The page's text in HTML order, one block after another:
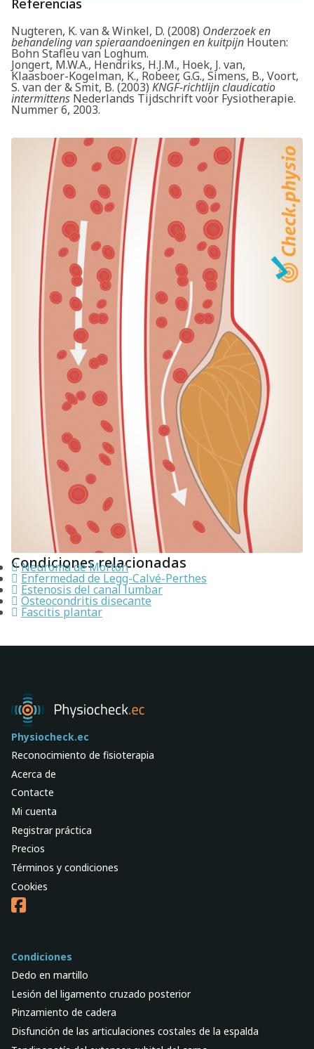
Referencias
Nugteren, K. van & Winkel, D. (2008) Onderzoek en
behandeling van spieraandoeningen en kuitpijn Houten:
Bohn Stafleu van Loghum.
Jongert, M.W.A., Hendriks, H.J.M., Hoek, J. van,
Klaasboer-Kogelman, K., Robeer, G.G., Simens, B., Voort,
S. van der & Smit, B. (2003) KNGF-richtlijn claudicatio
intermittens Nederlands Tijdschrift voor Fysiotherapie.
Nummer 6, 2003.
Condiciones relacionadas
Neuroma de Morton
Enfermedad de Legg-Calvé-Perthes
Estenosis del canal lumbar
Osteocondritis disecante
Fascitis plantar
Physiocheck.ec
Reconocimiento de fisioterapia
Acerca de
Contacte
Mi cuenta
Registrar práctica
Precios
Términos y condiciones
Cookies
Condiciones
Dedo en martillo
Lesión del ligamento cruzado posterior
Pinzamiento de cadera
Disfunción de las articulaciones costales de la espalda